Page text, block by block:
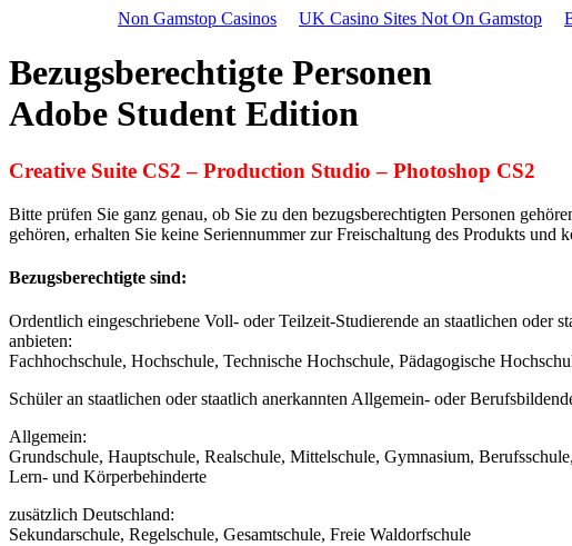
Non Gamstop Casinos UK Casino Sites Not On Gamstop
Bezugsberechtigte Personen
Adobe Student Edition
Creative Suite CS2 – Production Studio – Photoshop CS2
Bitte prüfen Sie ganz genau, ob Sie zu den bezugsberechtigten Personen
gehören, erhalten Sie keine Seriennummer zur Freischaltung des Produkts und
Bezugsberechtigte sind:
Ordentlich eingeschriebene Voll- oder Teilzeit-Studierende an staatlichen oder
anbieten:
Fachhochschule, Hochschule, Technische Hochschule, Pädagogische
Schüler an staatlichen oder staatlich anerkannten Allgemein- oder
Allgemein:
Grundschule, Hauptschule, Realschule, Mittelschule, Gymnasium,
Lern- und Körperbehinderte
zusätzlich Deutschland:
Sekundarschule, Regelschule, Gesamtschule, Freie Waldorfschule